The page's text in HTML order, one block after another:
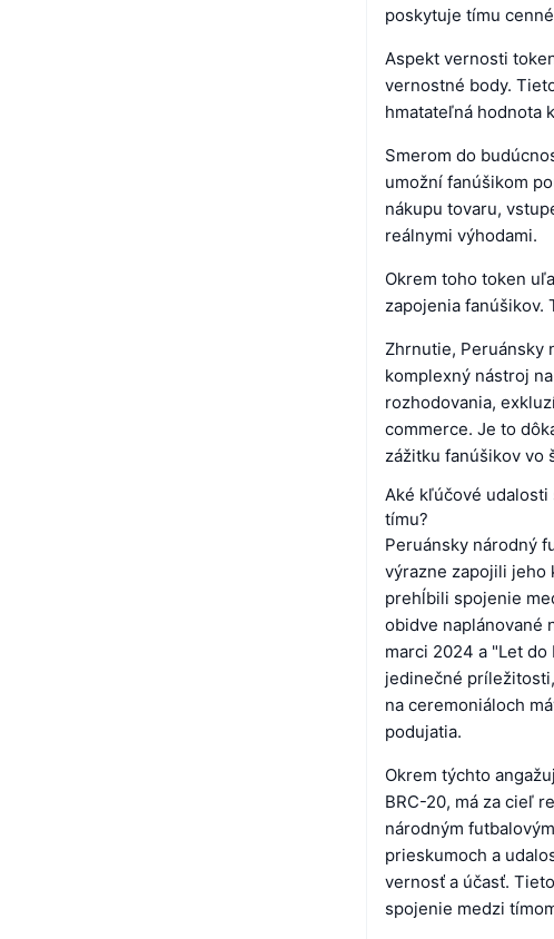
poskytuje tímu
Aspekt vernosti
vernostné body.
hmatateľná hodnota
Smerom do
umožní fanúšikom
nákupu tovaru,
reálnymi výhodami.
Okrem toho token
zapojenia fanúšikov.
Zhrnutie, Peruánsky
komplexný nástroj
rozhodovania,
commerce. Je to
zážitku fanúšikov vo
Aké kľúčové
tímu?
Peruánsky národný
výrazne zapojili jeho
prehĺbili spojenie
obidve naplánované
marci 2024 a "Let
jedinečné
na ceremoniáloch
podujatia.
Okrem týchto
BRC-20, má za cieľ
národným
prieskumoch a
vernosť a účasť.
spojenie medzi